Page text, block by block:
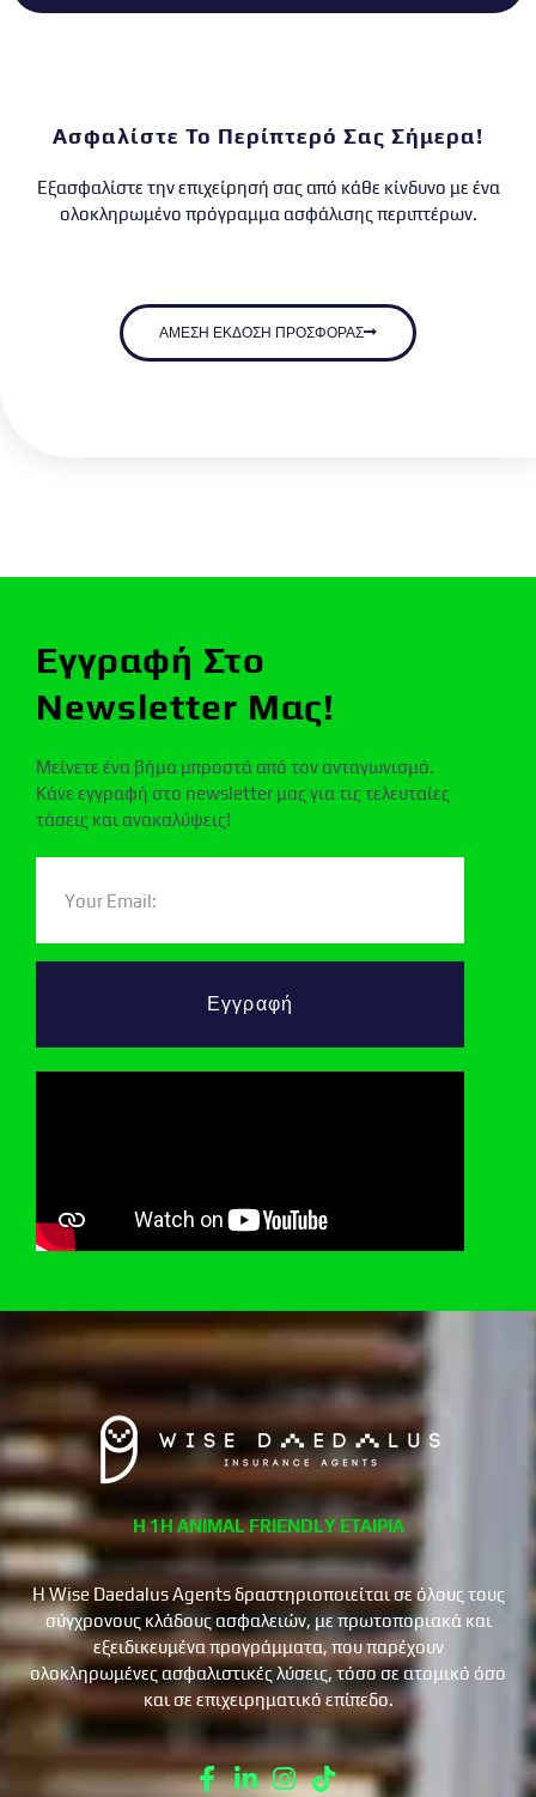
Ασφαλίστε Το Περίπτερό Σας Σήμερα!
Εξασφαλίστε την επιχείρησή σας από κάθε κίνδυνο με ένα
ολοκληρωμένο πρόγραμμα ασφάλισης περιπτέρων.
ΑΜΕΣΗ ΕΚΔΟΣΗ ΠΡΟΣΦΟΡΑΣ
Εγγραφή Στο
Newsletter Μας!
Μείνετε ένα βήμα μπροστά από τον ανταγωνισμό.
Κάνε εγγραφή στο newsletter μας για τις τελευταίες
τάσεις και ανακαλύψεις!
Εγγραφή
Η 1Η ANIMAL FRIENDLY ΕΤΑΙΡΙΑ
Η Wise Daedalus Agents δραστηριοποιείται σε όλους τους
σύγχρονους κλάδους ασφαλειών, με πρωτοποριακά και
εξειδικευμένα προγράμματα, που παρέχουν
ολοκληρωμένες ασφαλιστικές λύσεις, τόσο σε ατομικό όσο
και σε επιχειρηματικό επίπεδο.